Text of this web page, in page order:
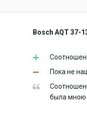
Bosch AQT 37-
Пока не
была мною